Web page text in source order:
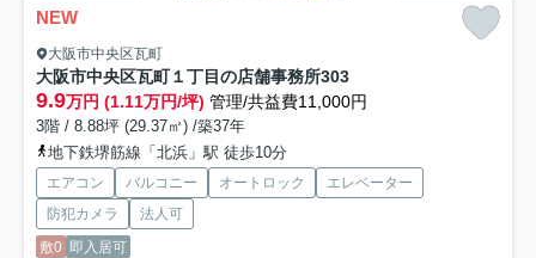
NEW
大阪市中央区瓦町
大阪市中央区瓦町１丁目の店舗事務所303
9.9万円 (1.11万円/坪) 管理/共益費11,000円
3階 / 8.88坪 (29.37㎡) /築37年
地下鉄堺筋線「北浜」駅 徒歩10分
エアコン バルコニー オートロック
エレベーター
防犯カメラ
法人可
敷0 即入居可